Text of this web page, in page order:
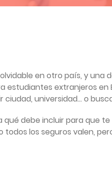
en otro país, y una
estudiantes extranjeros en
universidad… o
debe incluir para que te
todos los seguros valen,